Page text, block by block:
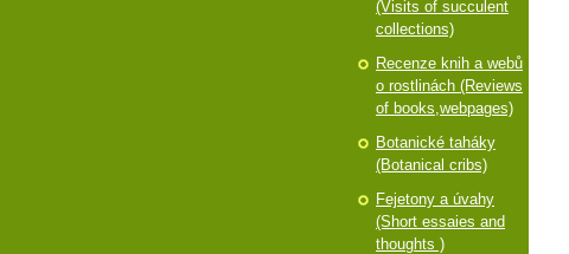
(Visits of succulent
collections)
Recenze knih a webů
o rostlinách (Reviews
of books,webpages)
Botanické taháky
(Botanical cribs)
Fejetony a úvahy
(Short essaies and
thoughts )